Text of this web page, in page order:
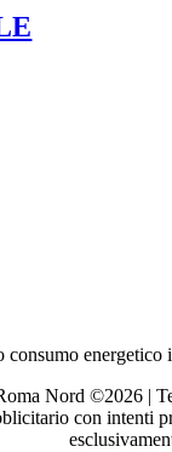
energetico
Nord ©2026 |
con intenti